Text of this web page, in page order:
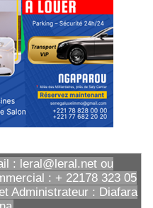
: leral@leral.net ou
: + 22178 323 05
Administrateur : Diafara